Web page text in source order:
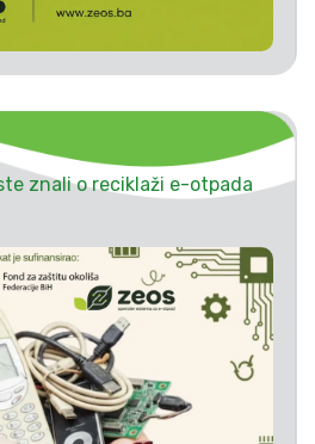
znali o reciklaži e-otpada